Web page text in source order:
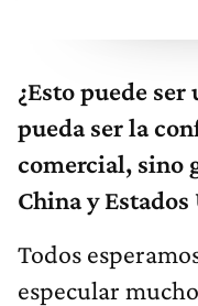
¿Esto puede
pueda ser la
comercial, sino
China y Estados
Todos
especular